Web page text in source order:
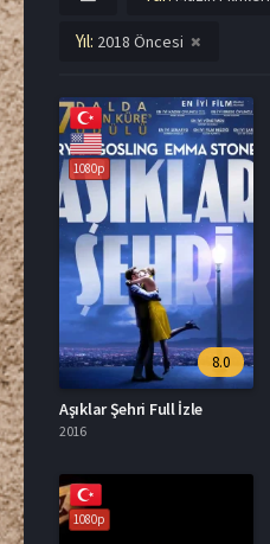
Yıl: 2018 Öncesi
1080p
8.0
Aşıklar Şehri Full İzle
2016
1080p